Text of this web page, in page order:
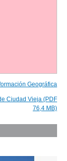
Geográfica
Ciudad Vieja (PDF
76,4 MB)